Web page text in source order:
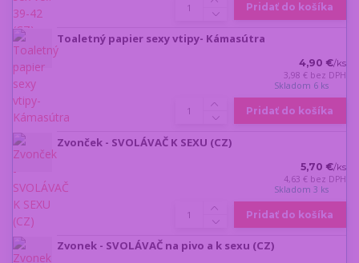
Pridať do košíka
Toaletný papier sexy vtipy- Kámasútra
4,90 €/ks
3,98 € bez DPH
Skladom 6 ks
Pridať do košíka
Zvonček - SVOLÁVAČ K SEXU (CZ)
5,70 €/ks
4,63 € bez DPH
Skladom 3 ks
Pridať do košíka
Zvonek - SVOLÁVAČ na pivo a k sexu (CZ)